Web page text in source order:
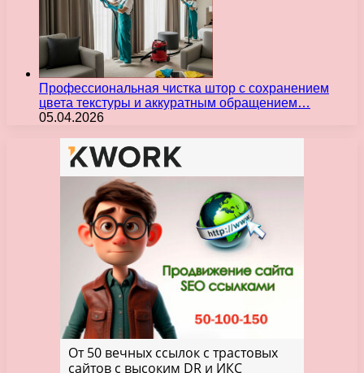
Профессиональная чистка штор с сохранением
цвета текстуры и аккуратным обращением…
05.04.2026